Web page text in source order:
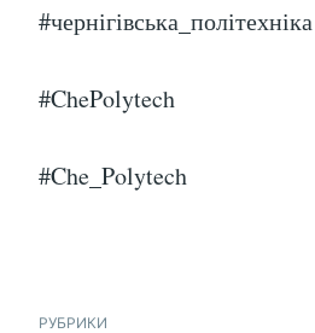
#чернігівська_політехніка
#ChePolytech
#Che_Polytech
РУБРИКИ